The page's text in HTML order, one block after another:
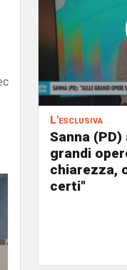
L'esclusiva
Sanna
grandi
chiarezza,
certi"